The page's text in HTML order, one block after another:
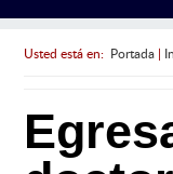
Usted está en: Portada|